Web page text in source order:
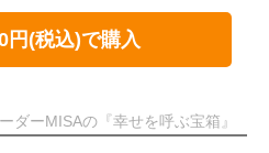
円(税込)で購入
ダーMISAの『幸せを呼ぶ宝箱』